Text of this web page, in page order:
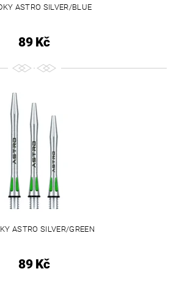
ASTRO SILVER/BLUE
89 Kč
ASTRO SILVER/GREEN
89 Kč